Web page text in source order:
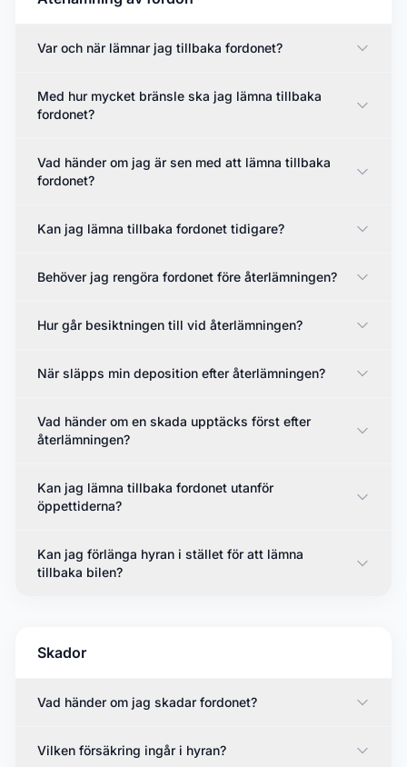
Var och när lämnar jag tillbaka fordonet?
Med hur mycket bränsle ska jag lämna tillbaka
fordonet?
Vad händer om jag är sen med att lämna tillbaka
fordonet?
Kan jag lämna tillbaka fordonet tidigare?
Behöver jag rengöra fordonet före återlämningen?
Hur går besiktningen till vid återlämningen?
När släpps min deposition efter återlämningen?
Vad händer om en skada upptäcks först efter
återlämningen?
Kan jag lämna tillbaka fordonet utanför
öppettiderna?
Kan jag förlänga hyran i stället för att lämna
tillbaka bilen?
Skador
Vad händer om jag skadar fordonet?
Vilken försäkring ingår i hyran?